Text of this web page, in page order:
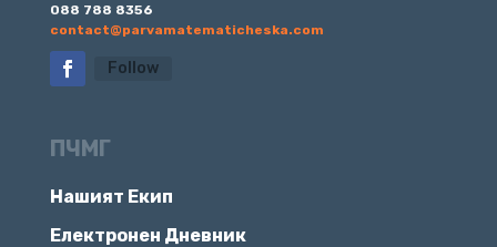
088 788 8356
contact@parvamatematicheska.com
Follow
ПЧМГ
Нашият Екип
Електронен Дневник